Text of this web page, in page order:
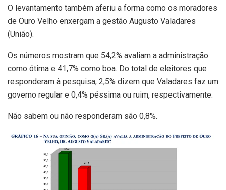
O levantamento também aferiu a forma como os moradores
de Ouro Velho enxergam a gestão Augusto Valadares
(União).
Os números mostram que 54,2% avaliam a administração
como ótima e 41,7% como boa. Do total de eleitores que
responderam à pesquisa, 2,5% dizem que Valadares faz um
governo regular e 0,4% péssima ou ruim, respectivamente.
Não sabem ou não responderam são 0,8%.